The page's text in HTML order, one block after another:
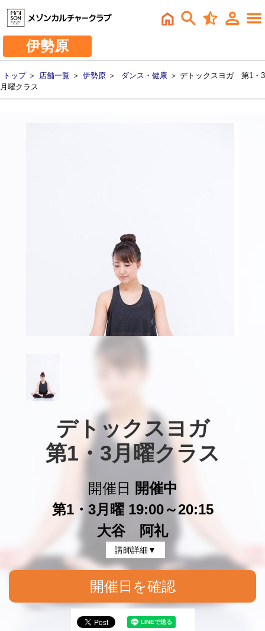
伊勢原
トップ＞ 店舗一覧 ＞ 伊勢原 ＞ ダンス・健康 ＞ デトックスヨガ 第1・3
月曜クラス
デトックスヨガ
第1・3月曜クラス
開催日
開催中
第1・3月曜 19:00～20:15
大谷 阿礼
講師詳細▼
開催日を確認